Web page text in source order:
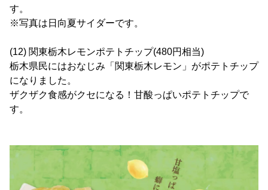
す。
※写真は日向夏サイダーです。
(12) 関東栃木レモンポテトチップ(480円相当)
栃木県民にはおなじみ「関東栃木レモン」がポテトチップ
になりました。
ザクザク食感がクセになる！甘酸っぱいポテトチップで
す。